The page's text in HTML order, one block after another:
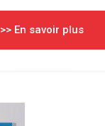
>> En savoir plus